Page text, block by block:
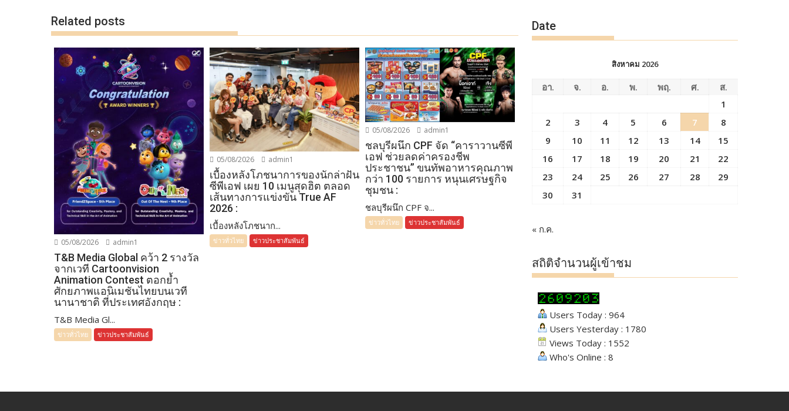
o
k k
Related posts
05/08/2026 admin1
T&B Media Global คว้า 2 รางวัล
จากเวที Cartoonvision
Animation Contest ตอกย้ำ
ศักยภาพแอนิเมชันไทยบนเวที
นานาชาติ ที่ประเทศอังกฤษ :
T&B Media Gl...
ข่าวทั่วไทย ข่าวประชาสัมพันธ์
05/08/2026 admin1
เบื้องหลังโภชนาการของนักล่าฝัน
ซีพีเอฟ เผย 10 เมนูสุดฮิต ตลอด
เส้นทางการแข่งขัน True AF
2026 :
เบื้องหลังโภชนาก...
ข่าวทั่วไทย ข่าวประชาสัมพันธ์
05/08/2026 admin1
ชลบุรีผนึก CPF จัด “คาราวานซีพี
เอฟ ช่วยลดค่าครองชีพ
ประชาชน” ขนทัพอาหารคุณภาพ
กว่า 100 รายการ หนุนเศรษฐกิจ
ชุมชน :
ชลบุรีผนึก CPF จ...
ข่าวทั่วไทย ข่าวประชาสัมพันธ์
Date
สิงหาคม 2026
อา. จ. อ. พ. พฤ. ศ.
ส.
1
2
3 4 5 6 7
8
9
10 11 12 13 14
15
16
17 18 19 20 21
22
23
24 25 26 27 28
29
30
31
« ก.ค.
สถิติจำนวนผู้เข้าชม
Users Today : 964
Users Yesterday : 1780
Views Today : 1552
Who's Online : 8